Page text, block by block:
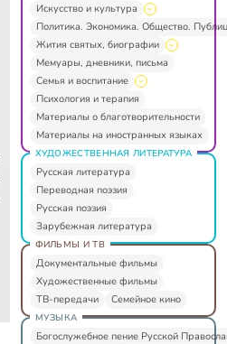
Искусство и культура
Политика. Экономика. Общество.
Жития святых, биографии
Мемуары, дневники, письма
Семья и воспитание
Психология и терапия
Материалы о благотворительности
Материалы на иностранных языках
ХУДОЖЕСТВЕННАЯ ЛИТЕРАТУРА
Русская литература
Переводная поэзия
Русская поэзия
Зарубежная литература
ФИЛЬМЫ И ТВ
Документальные фильмы
Художественные фильмы
ТВ-передачи
Семейное кино
МУЗЫКА
Богослужебное пение Русской